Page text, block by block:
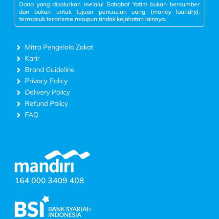
Dana yang disalurkan melalui Sahabat Yatim bukan bersumber
dan bukan untuk tujuan pencucian uang (money laundry),
termasuk terorisme maupun tindak kejahatan lainnya.
Mitra Pengelola Zakat
Karir
Brand Guideline
Privacy Policy
Delivery Policy
Refund Policy
FAQ
164 000 3409 408